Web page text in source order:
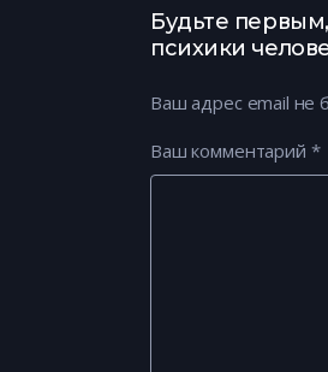
Безрукова)
Будьте
психики
Ваш адрес email не
Ваш комментарий *